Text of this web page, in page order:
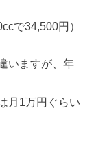
で34,500円）
いますが、年
月1万円ぐらい